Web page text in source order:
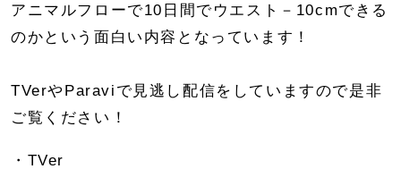
アニマルフローで10日間でウエスト－10cmできる
のかという面白い内容となっています！
TVerやParaviで見逃し配信をしていますので是非
ご覧ください！
・TVer